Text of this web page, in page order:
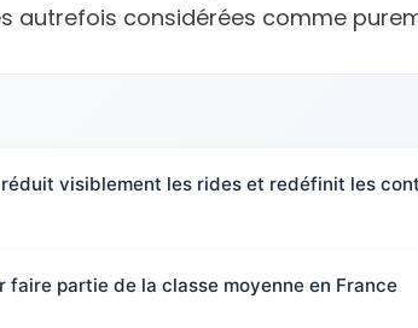
autrefois considérées comme
visiblement les rides et redéfinit les
faire partie de la classe moyenne en France